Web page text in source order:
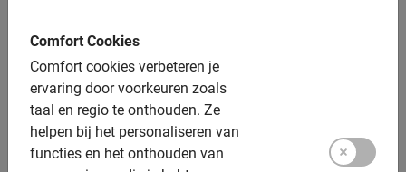
Comfort Cookies
Comfort cookies verbeteren je
ervaring door voorkeuren zoals
taal en regio te onthouden. Ze
helpen bij het personaliseren van
functies en het onthouden van
Heel goed 5.0